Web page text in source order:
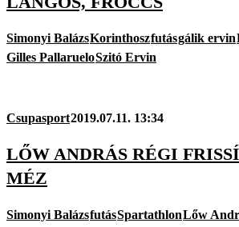
Simonyi BalázsKorinthoszfutásgálik ervin
Gilles PallarueloSzitó Ervin
Csupasport2019.07.11. 13:34
LŐW ANDRÁS RÉGI
MÉZ
Simonyi BalázsfutásSpartathlonLőw